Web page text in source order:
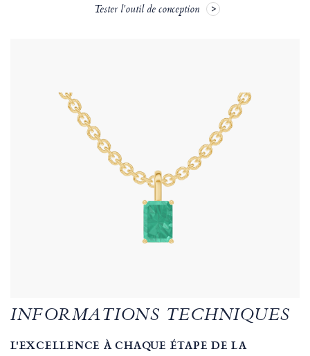
Tester l'outil de conception
INFORMATIONS TECHNIQUES
L'EXCELLENCE À CHAQUE ÉTAPE DE LA